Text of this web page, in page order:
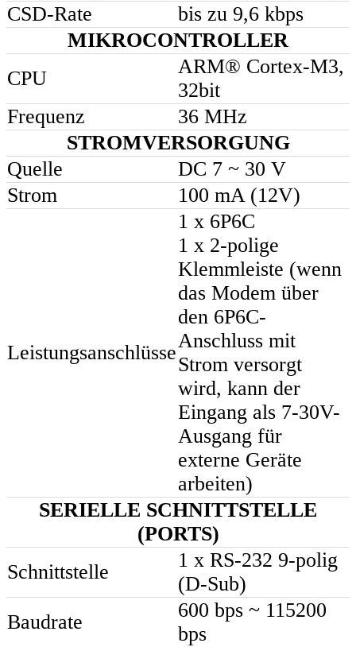
CSD-Rate
bis zu 9,6 kbps
MIKROCONTROLLER
CPU
ARM® Cortex-M3,
32bit
Frequenz
36 MHz
STROMVERSORGUNG
Quelle
DC 7 ~ 30 V
Strom
100 mA (12V)
Leistungsanschlüsse
1 x 6P6C
1 x 2-polige
Klemmleiste (wenn
das Modem über
den 6P6C-
Anschluss mit
Strom versorgt
wird, kann der
Eingang als 7-30V-
Ausgang für
externe Geräte
arbeiten)
SERIELLE SCHNITTSTELLE
(PORTS)
Schnittstelle
1 x RS-232 9-polig
(D-Sub)
Baudrate
600 bps ~ 115200
bps